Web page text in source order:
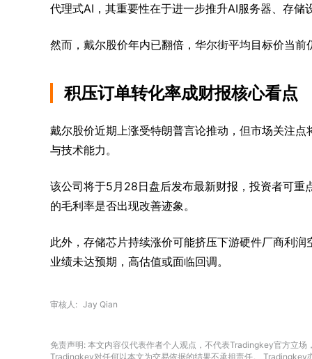
代理式AI，其重要性在于进一步推升AI服务器、存储
然而，戴尔股价年内已翻倍，华尔街平均目标价当
积压订单转化率成财报核心看点
戴尔股价近期上涨受特朗普言论推动，但市场关注
与技术能力。
该公司将于5月28日盘后发布最新财报，投资者可
的毛利率是否出现改善迹象。
此外，存储芯片持续涨价可能挤压下游硬件厂商利
业绩未达预期，高估值或面临回调。
审核人 Jay Qian
免责声明: 本文内容仅代表作者个人观点，不代表Tradingkey官方立
Tradingkey对任何以本文为交易依据的结果不承担责任。